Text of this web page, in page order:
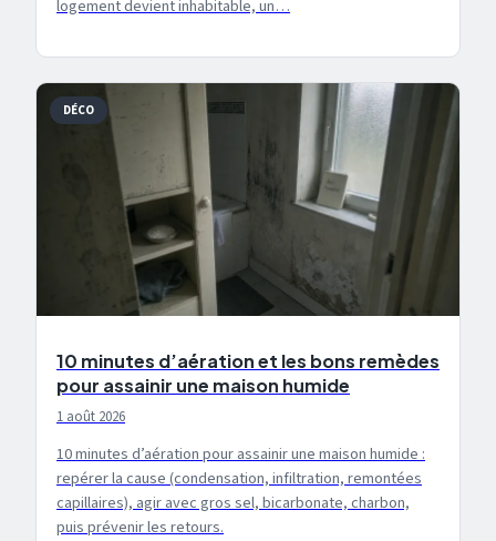
logement devient inhabitable, un…
DÉCO
10 minutes d’aération et les bons remèdes
pour assainir une maison humide
1 août 2026
10 minutes d’aération pour assainir une maison humide :
repérer la cause (condensation, infiltration, remontées
capillaires), agir avec gros sel, bicarbonate, charbon,
puis prévenir les retours.